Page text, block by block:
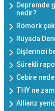
Depremde
nedir?
Römork
Rüyada
Dişlerinizi
Sürekli
Cebire
THY ne
Allianz